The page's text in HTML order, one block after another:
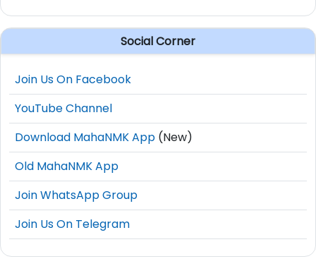
Social Corner
Join Us On Facebook
YouTube Channel
Download MahaNMK App (New)
Old MahaNMK App
Join WhatsApp Group
Join Us On Telegram